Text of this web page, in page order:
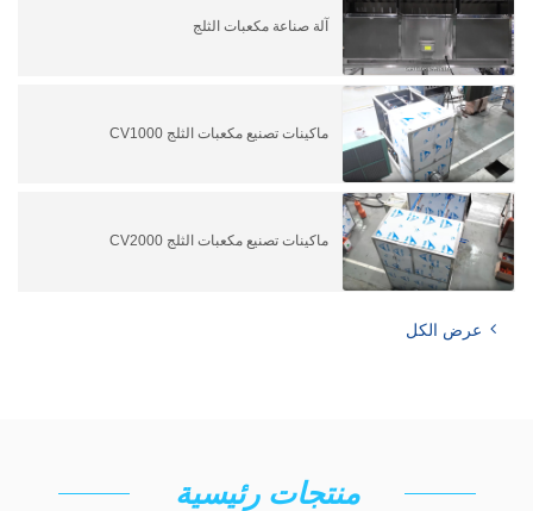
آلة صناعة مكعبات الثلج
ماكينات تصنيع مكعبات الثلج CV1000
ماكينات تصنيع مكعبات الثلج CV2000
عرض الكل
منتجات رئيسية